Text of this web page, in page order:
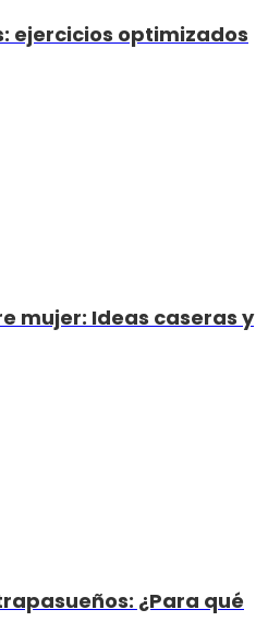
ejercicios optimizados
mujer: Ideas caseras y
¿Para qué